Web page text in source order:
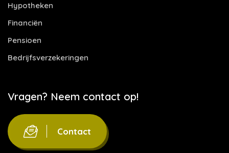
Hypotheken
Financiën
Pensioen
Bedrijfsverzekeringen
Vragen? Neem contact op!
Contact